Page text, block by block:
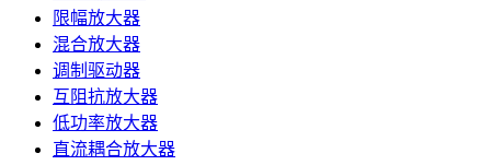
限幅放大器
混合放大器
调制驱动器
互阻抗放大器
低功率放大器
直流耦合放大器